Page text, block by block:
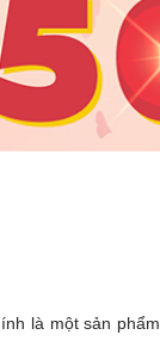
là một sản phẩm